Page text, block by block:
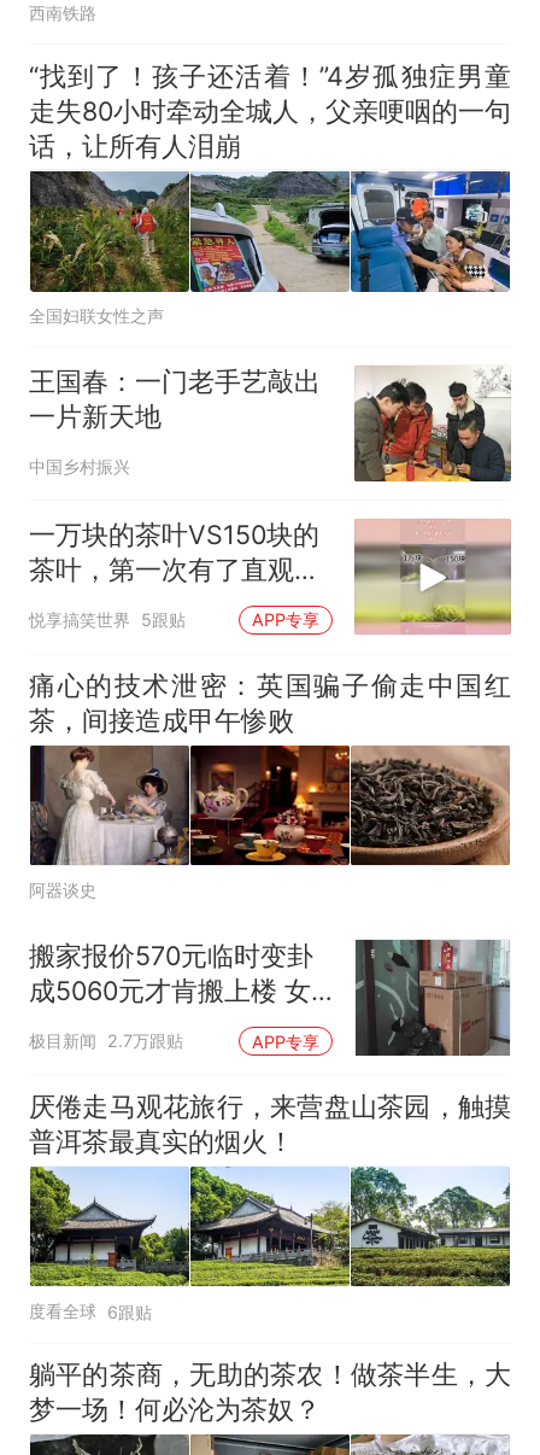
西南铁路
“找到了！孩子还活着！”4岁孤独症男童
走失80小时牵动全城人，父亲哽咽的一句
话，让所有人泪崩
全国妇联女性之声
王国春：一门老手艺敲出
一片新天地
中国乡村振兴
一万块的茶叶VS150块的
茶叶，第一次有了直观对
比，太明显了
悦享搞笑世界 5跟贴 APP专享
痛心的技术泄密：英国骗子偷走中国红
茶，间接造成甲午惨败
阿器谈史
搬家报价570元临时变卦
成5060元才肯搬上楼 女
子傻眼
极目新闻 2.7万跟贴 APP专享
厌倦走马观花旅行，来营盘山茶园，触摸
普洱茶最真实的烟火！
度看全球 6跟贴
躺平的茶商，无助的茶农！做茶半生，大
梦一场！何必沦为茶奴？